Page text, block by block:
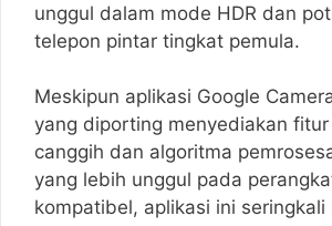
unggul dalam mode HDR dan
telepon pintar tingkat pemula.
Meskipun aplikasi Google
yang diporting menyediakan
canggih dan algoritma
yang lebih unggul pada
kompatibel, aplikasi ini seringkali